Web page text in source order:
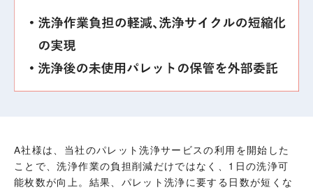
A社様は、当社のパレット洗浄サービスの利用を開始した
ことで、洗浄作業の負担削減だけではなく、1日の洗浄可
能枚数が向上。結果、パレット洗浄に要する日数が短くな